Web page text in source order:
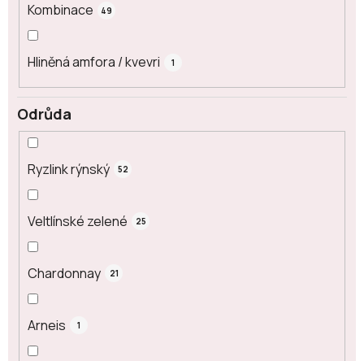
Odrůda
Ryzlink rýnský 52
Veltlínské zelené 25
Chardonnay 21
Arneis 1
Kombinace 49
Hliněná amfora / kvevri 1